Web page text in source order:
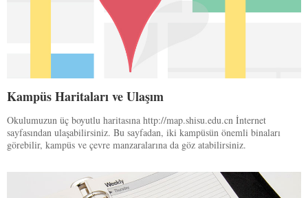
Kampüs Haritaları ve Ulaşım
Okulumuzun üç boyutlu haritasına http://map.shisu.edu.cn İnternet
sayfasından ulaşabilirsiniz. Bu sayfadan, iki kampüsün önemli binaları
görebilir, kampüs ve çevre manzaralarına da göz atabilirsiniz.